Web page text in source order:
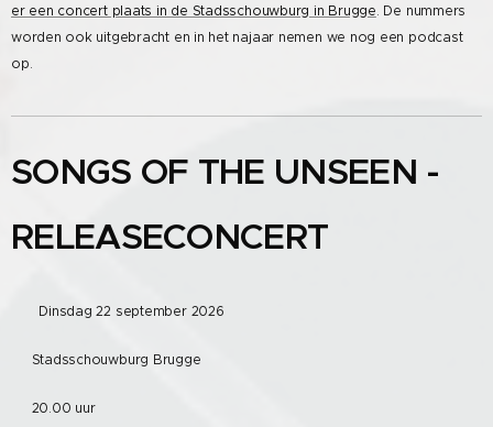
er een concert plaats in de Stadsschouwburg in Brugge . De nummers
worden ook uitgebracht en in het najaar nemen we nog een podcast
op.
SONGS OF THE UNSEEN -
RELEASECONCERT
📅 Dinsdag 22 september 2026
📍 Stadsschouwburg Brugge
🕗 20.00 uur